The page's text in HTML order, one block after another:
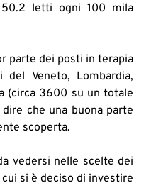
letti ogni 100 mila
parte dei posti in terapia
Veneto, Lombardia,
(circa 3600 su un totale
che una buona parte
scoperta.
vedersi nelle scelte dei
si è deciso di investire